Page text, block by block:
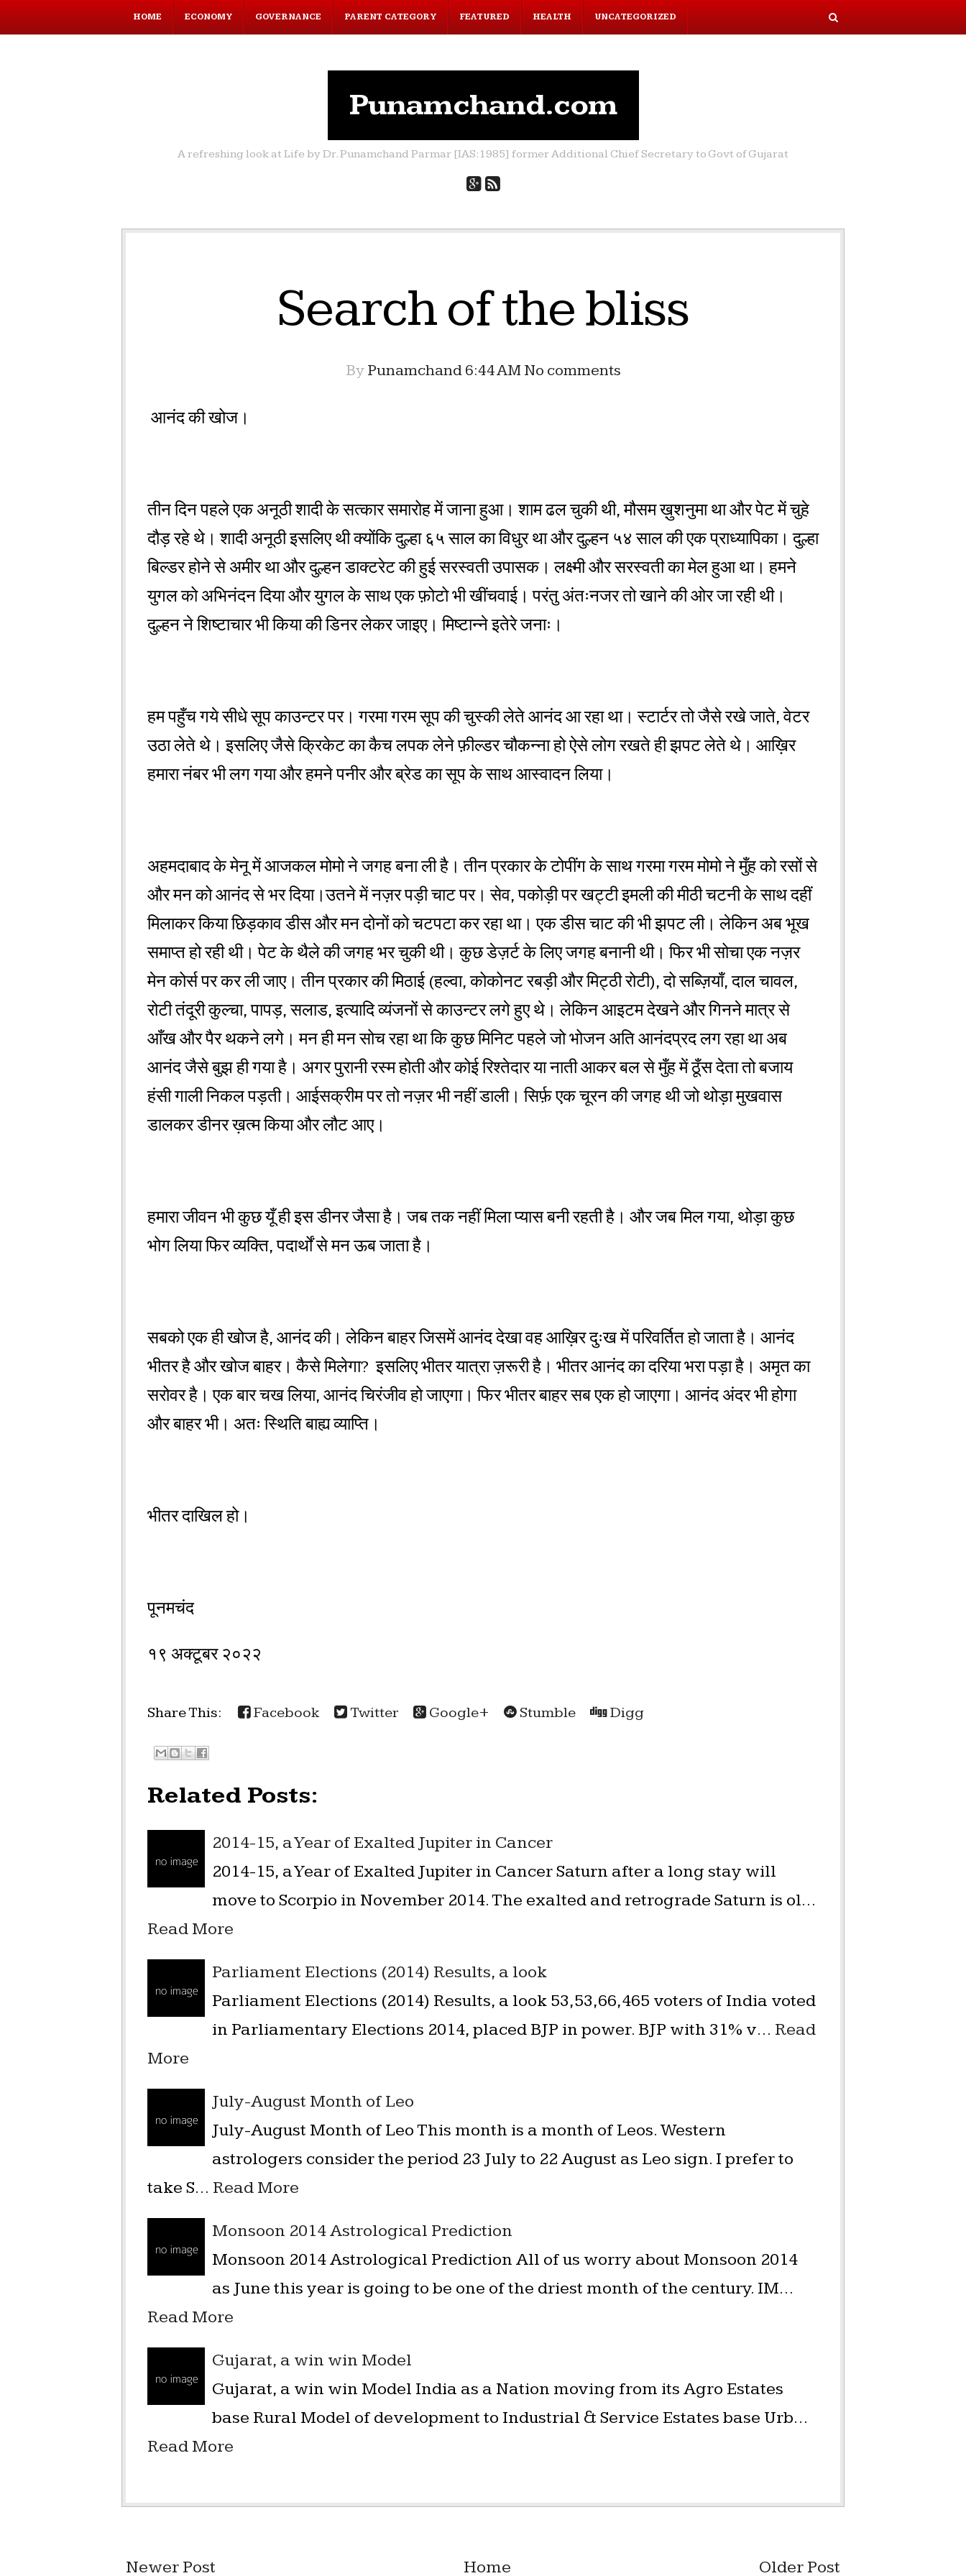
HOME ECONOMY GOVERNANCE PARENT CATEGORY FEATURED HEALTH UNCATEGORIZED
Punamchand.com
A refreshing look at Life by Dr. Punamchand Parmar [IAS:1985] former Additional Chief Secretary to Govt of Gujarat
Search of the bliss
By Punamchand 6:44 AM No comments
आनंद की खोज।
तीन दिन पहले एक अनूठी शादी के सत्कार समारोह में जाना हुआ। शाम ढल चुकी थी, मौसम ख़ुशनुमा था और पेट में चुहे
दौड़ रहे थे। शादी अनूठी इसलिए थी क्योंकि दुल्हा ६५ साल का विधुर था और दुल्हन ५४ साल की एक प्राध्यापिका। दुल्हा
बिल्डर होने से अमीर था और दुल्हन डाक्टरेट की हुई सरस्वती उपासक। लक्ष्मी और सरस्वती का मेल हुआ था। हमने
युगल को अभिनंदन दिया और युगल के साथ एक फ़ोटो भी खींचवाई। परंतु अंतःनजर तो खाने की ओर जा रही थी।
दुल्हन ने शिष्टाचार भी किया की डिनर लेकर जाइए। मिष्टान्ने इतेरे जनाः।
हम पहुँच गये सीधे सूप काउन्टर पर। गरमा गरम सूप की चुस्की लेते आनंद आ रहा था। स्टार्टर तो जैसे रखे जाते, वेटर
उठा लेते थे। इसलिए जैसे क्रिकेट का कैच लपक लेने फ़ील्डर चौकन्ना हो ऐसे लोग रखते ही झपट लेते थे। आख़िर
हमारा नंबर भी लग गया और हमने पनीर और ब्रेड का सूप के साथ आस्वादन लिया।
अहमदाबाद के मेनू में आजकल मोमो ने जगह बना ली है। तीन प्रकार के टोपींग के साथ गरमा गरम मोमो ने मुँह को रसों से
और मन को आनंद से भर दिया।उतने में नज़र पड़ी चाट पर। सेव, पकोड़ी पर खट्टी इमली की मीठी चटनी के साथ दहीं
मिलाकर किया छिड़काव डीस और मन दोनों को चटपटा कर रहा था। एक डीस चाट की भी झपट ली। लेकिन अब भूख
समाप्त हो रही थी। पेट के थैले की जगह भर चुकी थी। कुछ डेज़र्ट के लिए जगह बनानी थी। फिर भी सोचा एक नज़र
मेन कोर्स पर कर ली जाए। तीन प्रकार की मिठाई (हल्वा, कोकोनट रबड़ी और मिट्ठी रोटी), दो सब्ज़ियाँ, दाल चावल,
रोटी तंदूरी कुल्चा, पापड़, सलाड, इत्यादि व्यंजनों से काउन्टर लगे हुए थे। लेकिन आइटम देखने और गिनने मात्र से
आँख और पैर थकने लगे। मन ही मन सोच रहा था कि कुछ मिनिट पहले जो भोजन अति आनंदप्रद लग रहा था अब
आनंद जैसे बुझ ही गया है। अगर पुरानी रस्म होती और कोई रिश्तेदार या नाती आकर बल से मुँह में ठूँस देता तो बजाय
हंसी गाली निकल पड़ती। आईसक्रीम पर तो नज़र भी नहीं डाली। सिर्फ़ एक चूरन की जगह थी जो थोड़ा मुखवास
डालकर डीनर ख़त्म किया और लौट आए।
हमारा जीवन भी कुछ यूँ ही इस डीनर जैसा है। जब तक नहीं मिला प्यास बनी रहती है। और जब मिल गया, थोड़ा कुछ
भोग लिया फिर व्यक्ति, पदार्थों से मन ऊब जाता है।
सबको एक ही खोज है, आनंद की। लेकिन बाहर जिसमें आनंद देखा वह आख़िर दुःख में परिवर्तित हो जाता है। आनंद
भीतर है और खोज बाहर। कैसे मिलेगा? इसलिए भीतर यात्रा ज़रूरी है। भीतर आनंद का दरिया भरा पड़ा है। अमृत का
सरोवर है। एक बार चख लिया, आनंद चिरंजीव हो जाएगा। फिर भीतर बाहर सब एक हो जाएगा। आनंद अंदर भी होगा
और बाहर भी। अतः स्थिति बाह्य व्याप्ति।
भीतर दाखिल हो।
पूनमचंद
१९ अक्टूबर २०२२
Share This: Facebook Twitter Google+ Stumble Digg
Related Posts:
2014-15, a Year of Exalted Jupiter in Cancer
2014-15, a Year of Exalted Jupiter in Cancer Saturn after a long stay will
move to Scorpio in November 2014. The exalted and retrograde Saturn is ol…
Read More
Parliament Elections (2014) Results, a look
Parliament Elections (2014) Results, a look 53,53,66,465 voters of India voted
in Parliamentary Elections 2014, placed BJP in power. BJP with 31% v… Read
More
July-August Month of Leo
July-August Month of Leo This month is a month of Leos. Western
astrologers consider the period 23 July to 22 August as Leo sign. I prefer to
take S… Read More
Monsoon 2014 Astrological Prediction
Monsoon 2014 Astrological Prediction All of us worry about Monsoon 2014
as June this year is going to be one of the driest month of the century. IM…
Read More
Gujarat, a win win Model
Gujarat, a win win Model India as a Nation moving from its Agro Estates
base Rural Model of development to Industrial & Service Estates base Urb…
Read More
Newer Post Older Post
Home